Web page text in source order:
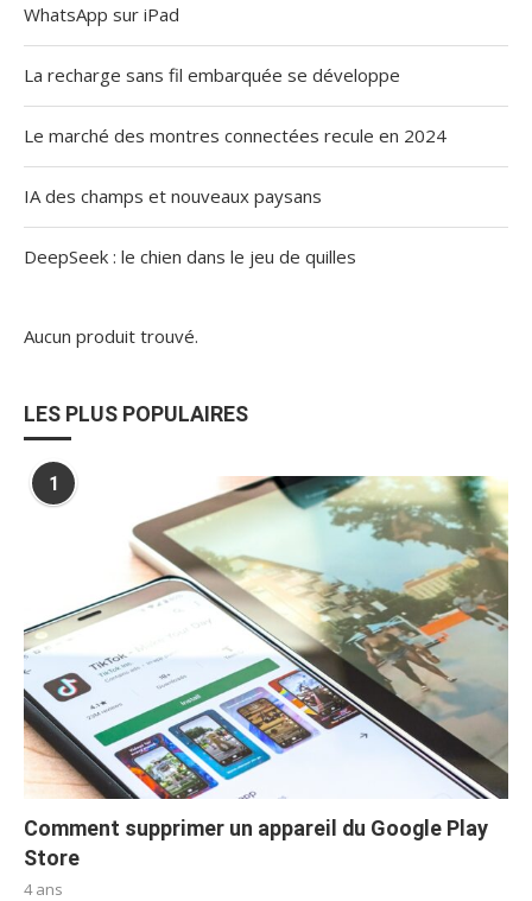
WhatsApp sur iPad
La recharge sans fil embarquée se développe
Le marché des montres connectées recule en 2024
IA des champs et nouveaux paysans
DeepSeek : le chien dans le jeu de quilles
Aucun produit trouvé.
LES PLUS POPULAIRES
1
Comment supprimer un appareil du Google Play
Store
4 ans